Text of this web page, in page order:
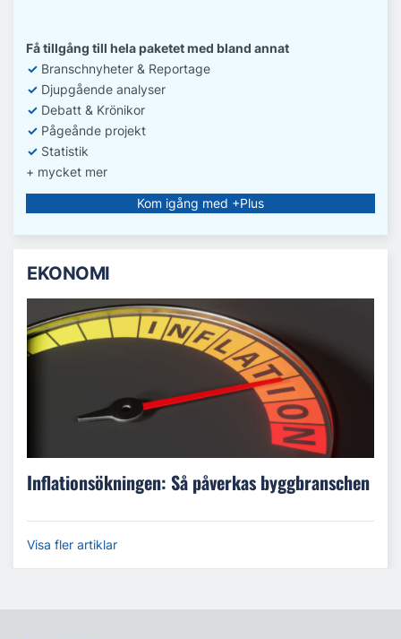
Få tillgång till hela paketet med bland annat
✓ Branschnyheter & Reportage
✓ Djupgående analyser
✓ Debatt & Krönikor
✓ Pågeånde projekt
✓ Statistik
+ mycket mer
Kom igång med +Plus
EKONOMI
Inflationsökningen: Så påverkas byggbranschen
Visa fler artiklar